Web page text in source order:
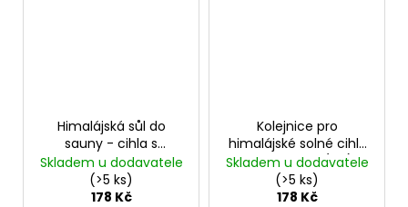
Himalájská sůl do
sauny - cihla s
drážkami, 20x10x5 cm
Skladem u dodavatele
(>5 ks)
178 Kč
Kolejnice pro
himalájské solné cihly
20x10x2,5cm (1m)
Skladem u dodavatele
(>5 ks)
178 Kč